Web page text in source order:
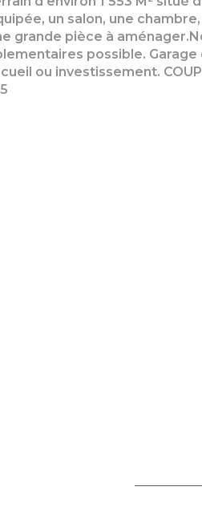
un salon, une
grande pièce à
possible. Garage
ou investissement. COUP